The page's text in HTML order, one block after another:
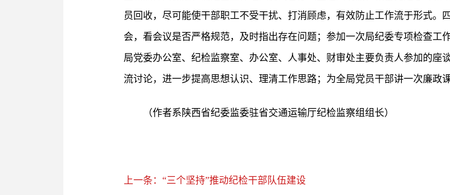
员回收，尽可能使干部职工不受干扰、打消顾虑，有效防止工作流于形式。
会，看会议是否严格规范，及时指出存在问题；参加一次局纪委专项检查工
局党委办公室、纪检监察室、办公室、人事处、财审处主要负责人参加的座
流讨论，进一步提高思想认识、理清工作思路；为全局党员干部讲一次廉政课
（作者系陕西省纪委监委驻省交通运输厅纪检监察组组长）
上一条：“三个坚持”推动纪检干部队伍建设